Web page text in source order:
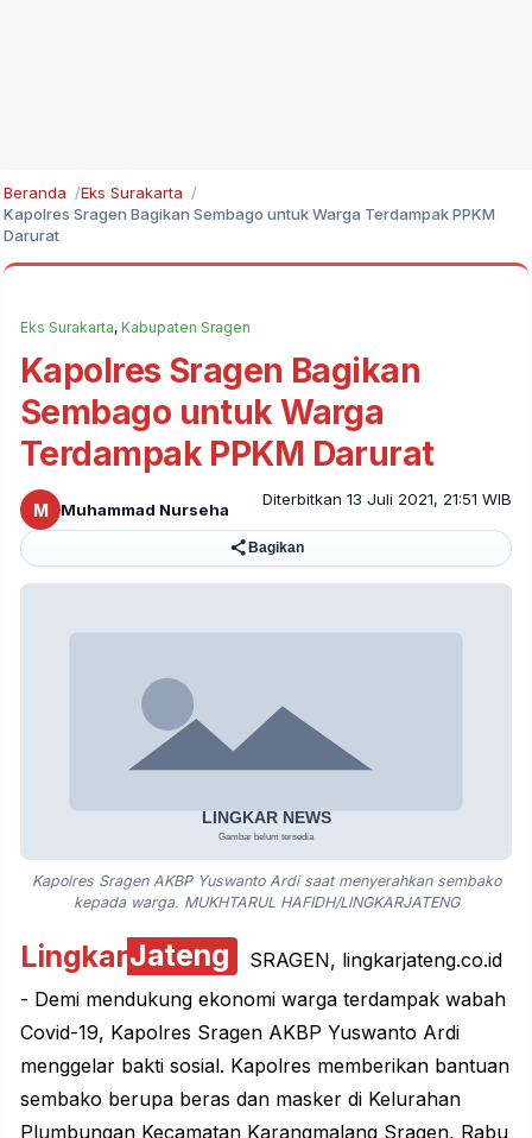
Beranda
Eks Surakarta
Kapolres Sragen Bagikan Sembago untuk Warga Terdampak PPKM
Darurat
Eks Surakarta, Kabupaten Sragen
Kapolres Sragen Bagikan
Sembago untuk Warga
Terdampak PPKM Darurat
M Muhammad Nurseha
Diterbitkan 13 Juli 2021, 21:51 WIB
Bagikan
Kapolres Sragen AKBP Yuswanto Ardi saat menyerahkan sembako
kepada warga. MUKHTARUL HAFIDH/LINGKARJATENG
LingkarJateng
SRAGEN, lingkarjateng.co.id
- Demi mendukung ekonomi warga terdampak wabah
Covid-19, Kapolres Sragen AKBP Yuswanto Ardi
menggelar bakti sosial. Kapolres memberikan bantuan
sembako berupa beras dan masker di Kelurahan
Plumbungan Kecamatan Karangmalang Sragen, Rabu